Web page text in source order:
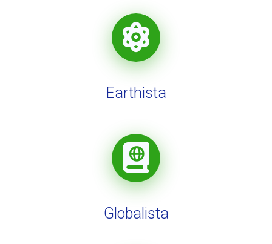
Earthista
Globalista